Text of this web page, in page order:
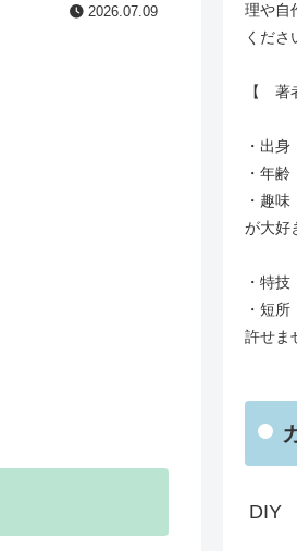
2026.07.09
理や自
くださ
【 著
・出
・年
・趣
が大好
・特
・短
許せま
DIY